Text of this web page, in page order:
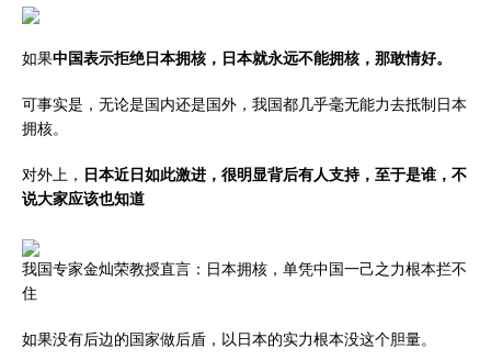
如果中国表示拒绝日本拥核，日本就永远不能拥核，那敢情好。
可事实是，无论是国内还是国外，我国都几乎毫无能力去抵制日本
拥核。
对外上， 日本近日如此激进，很明显背后有人支持，至于是谁，不
说大家应该也知道
我国专家金灿荣教授直言：日本拥核，单凭中国一己之力根本拦不
住
如果没有后边的国家做后盾，以日本的实力根本没这个胆量。